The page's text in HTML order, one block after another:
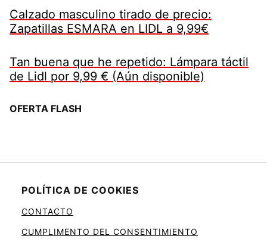
Calzado masculino tirado de precio:
Zapatillas ESMARA en LIDL a 9,99€
Tan buena que he repetido: Lámpara táctil
de Lidl por 9,99 € (Aún disponible)
OFERTA FLASH
POLÍTICA DE COOKIES
CONTACTO
CUMPLIMENTO DEL CONSENTIMIENTO